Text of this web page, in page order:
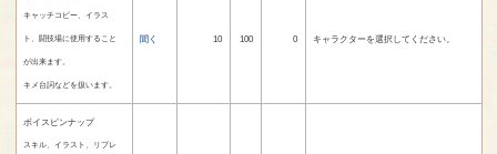
キャッチコピー、イラス
ト、闘技場に使用すること
が出来ます。
キメ台詞などを扱います。
聞く 10 100 0 キャラクターを選択してください。
ボイスピンナップ
スキル、イラスト、リプレ